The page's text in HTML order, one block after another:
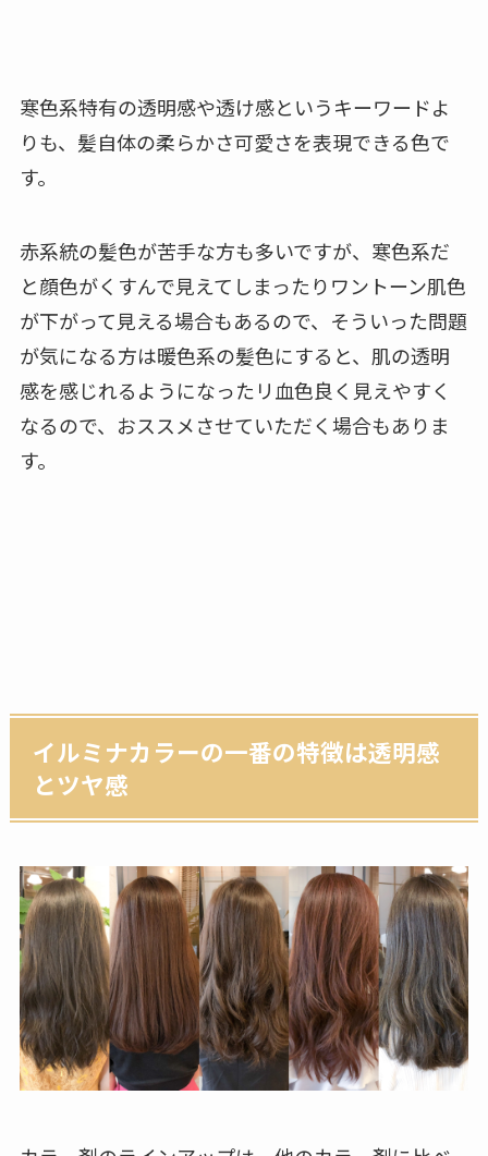
寒色系特有の透明感や透け感というキーワードよ
りも、髪自体の柔らかさ可愛さを表現できる色で
す。
赤系統の髪色が苦手な方も多いですが、寒色系だ
と顔色がくすんで見えてしまったりワントーン肌色
が下がって見える場合もあるので、そういった問題
が気になる方は暖色系の髪色にすると、肌の透明
感を感じれるようになったリ血色良く見えやすく
なるので、おススメさせていただく場合もありま
す。
イルミナカラーの一番の特徴は透明感
とツヤ感